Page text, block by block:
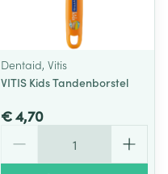
Dentaid, Vitis
VITIS Kids Tandenborstel
€ 4,70